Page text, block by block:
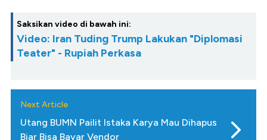
Saksikan video di bawah ini:
Video: Iran Tuding Trump Lakukan "Diplomasi
Teater" - Rupiah Perkasa
Next Article
Utang BUMN Pailit Istaka Karya Mau Dihapus
Biar Bisa Bayar Vendor